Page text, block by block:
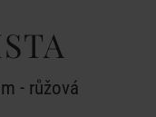
- růžová